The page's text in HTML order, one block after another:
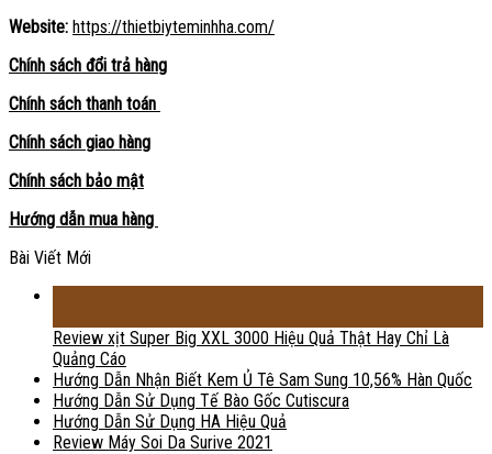
Website: https://thietbiyteminhha.com/
Chính sách đổi trả hàng
Chính sách thanh toán
Chính sách giao hàng
Chính sách bảo mật
Hướng dẫn mua hàng
Bài Viết Mới
Review xịt Super Big XXL 3000 Hiệu Quả Thật Hay Chỉ Là
Quảng Cáo
Hướng Dẫn Nhận Biết Kem Ủ Tê Sam Sung 10,56% Hàn Quốc
Hướng Dẫn Sử Dụng Tế Bào Gốc Cutiscura
Hướng Dẫn Sử Dụng HA Hiệu Quả
Review Máy Soi Da Surive 2021